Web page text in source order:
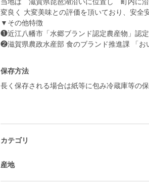
変良く 大変美味との評価を頂いており、安全
▼その他特徴
❶近江八幡市「水郷ブランド認定農産物」認定
保存方法
長く保存される場合は紙等に包み冷蔵庫等の保
カテゴリ
産地